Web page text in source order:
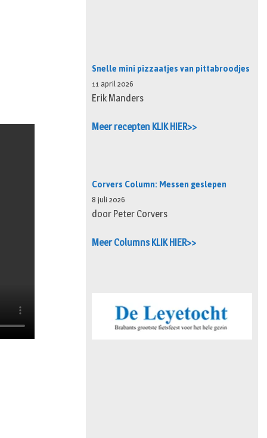
Snelle mini pizzaatjes van pittabroodjes
11 april 2026
Erik Manders
Meer recepten KLIK HIER>>
Corvers Column: Messen geslepen
8 juli 2026
door Peter Corvers
Meer Columns KLIK HIER>>